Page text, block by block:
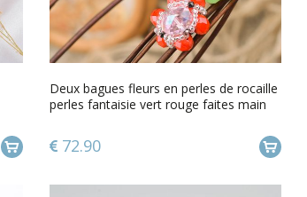
Deux bagues fleurs en perles de rocaille
perles fantaisie vert rouge faites main
72.90